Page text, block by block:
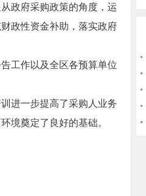
政府采购政策的角度，运
政性资金补助，落实政府
工作以及全区各预算单位
进一步提高了采购人业务
境奠定了良好的基础。